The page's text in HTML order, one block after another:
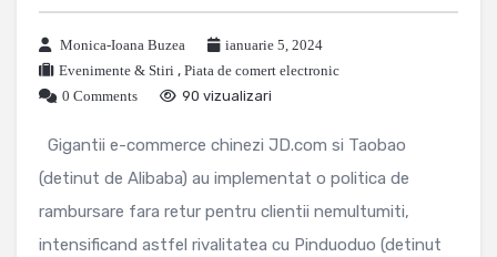
Monica-Ioana Buzea
ianuarie 5, 2024
Evenimente & Stiri , Piata de comert electronic
0 Comments
90 vizualizari
Gigantii e-commerce chinezi JD.com si Taobao
(detinut de Alibaba) au implementat o politica de
rambursare fara retur pentru clientii nemultumiti,
intensificand astfel rivalitatea cu Pinduoduo (detinut